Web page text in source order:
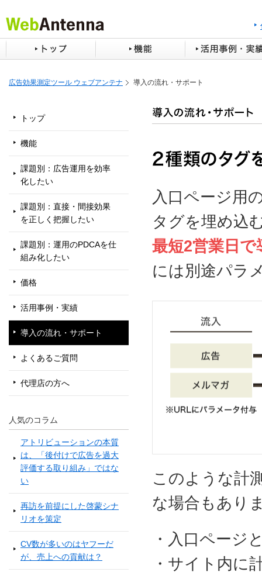
広告効果測定ツール ウェブアンテナ 導入の流れ・サポート
トップ
機能
課題別：広告運用を効率
化したい
課題別：直接・間接効果
を正しく把握したい
課題別：運用のPDCAを仕
組み化したい
価格
活用事例・実績
導入の流れ・サポート
よくあるご質問
代理店の方へ
人気のコラム
アトリビューションの本質
は、「後付けで広告を過大
評価する取り組み」ではな
い
再訪を前提にした啓蒙シナ
リオを策定
CV数が多いのはヤフーだ
が、売上への貢献は？
入口ページ用
タグを埋め込
最短2営業日で
には別途パラ
このような計
な場合もあり
・入口ページ
・サイト内に